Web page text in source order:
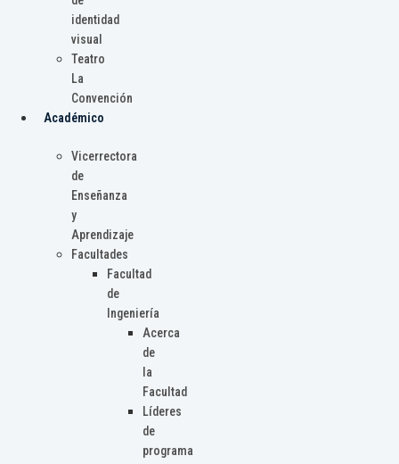
identidad
visual
Teatro
La
Convención
Académico
Vicerrectora
de
Enseñanza
y
Aprendizaje
Facultades
Facultad
de
Ingeniería
Acerca
de
la
Facultad
Líderes
de
programa